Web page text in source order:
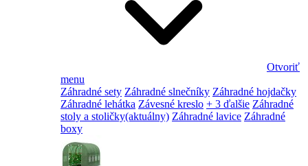
Otvoriť
menu
Záhradné sety Záhradné slnečníky Záhradné hojdačky
Záhradné lehátka Závesné kreslo + 3 ďalšie Záhradné
stoly a stoličky(aktuálny) Záhradné lavice Záhradné
boxy